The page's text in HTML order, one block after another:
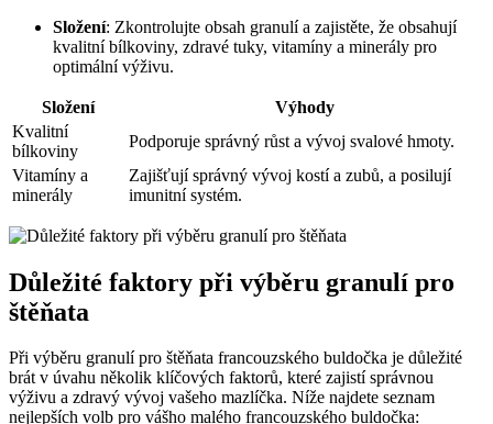
Složení: Zkontrolujte obsah granulí a zajistěte, že obsahují
kvalitní bílkoviny, zdravé tuky, vitamíny a minerály pro
optimální výživu.
Složení
Výhody
Kvalitní
bílkoviny
Podporuje správný růst a vývoj svalové hmoty.
Vitamíny a
minerály
Zajišťují správný vývoj kostí a zubů, a posilují
imunitní systém.
Důležité faktory při výběru granulí pro
štěňata
Při výběru granulí pro štěňata francouzského buldočka je důležité
brát v úvahu několik klíčových faktorů, které zajistí správnou
výživu a zdravý vývoj vašeho mazlíčka. Níže najdete seznam
nejlepších volb pro vášho malého francouzského buldočka: